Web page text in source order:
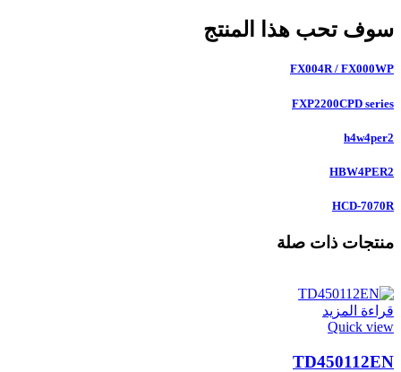
سوف تحب هذا المنتج
FX004R / FX000WP
FXP2200CPD series
h4w4per2
HBW4PER2
HCD-7070R
منتجات ذات صلة
قراءة المزيد
Quick view
TD450112EN